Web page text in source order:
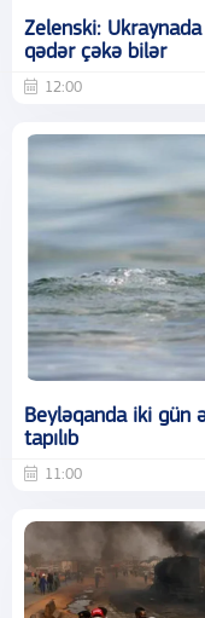
Zelenski:
qədər çəkə bilər
12:00
Beyləqanda iki gün
tapılıb
11:00